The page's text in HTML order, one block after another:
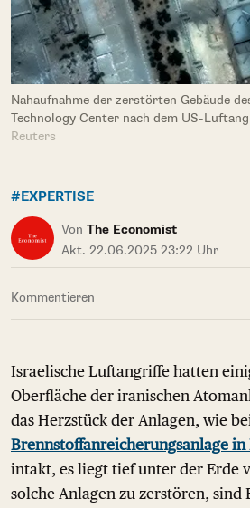
Nahaufnahme der zerstörten Gebäude
Technology Center nach dem US-
Reuters
#EXPERTISE
Von The Economist
Akt. 22.06.2025 23:22 Uhr
Kommentieren
Israelische Luftangriffe hatten
Oberfläche der iranischen
das Herzstück der Anlagen, wie
Brennstoffanreicherungsanlage in
intakt, es liegt tief unter der Erde
solche Anlagen zu zerstören, sind